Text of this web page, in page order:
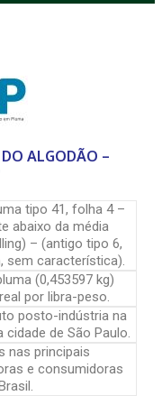
ALGODÃO –
tipo 41, folha 4 –
abaixo da média
– (antigo tipo 6,
sem característica).
(0,453597 kg)
por libra-peso.
posto-indústria na
cidade de São Paulo.
nas principais
e consumidoras